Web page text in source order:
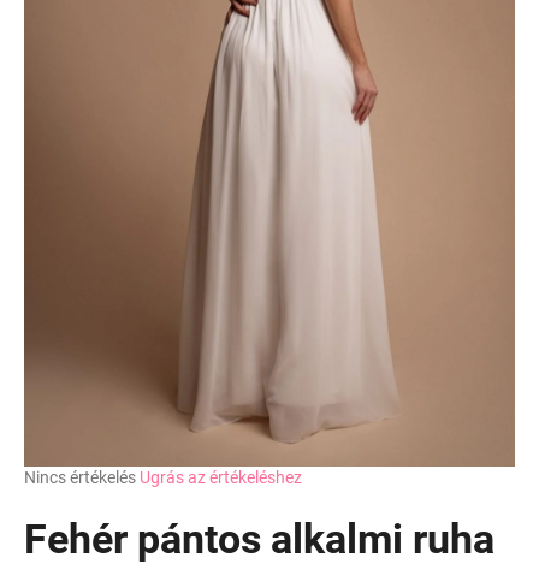
A
átlagos
értékelése
Nincs értékelés Ugrás az értékeléshez
Fehér pántos alkalmi ruha